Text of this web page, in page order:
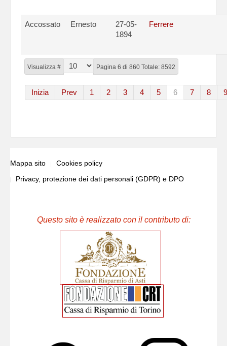
Visualizza # Pagina 6 di 860 Totale: 8592
Inizia Prev 1 2 3 4 5 6 7 8 9
Accossato Ernesto
27-05-
1894
Ferrere
Mappa sito
Cookies policy
Privacy, protezione dei dati personali (GDPR) e DPO
Questo sito è realizzato con il contributo di: